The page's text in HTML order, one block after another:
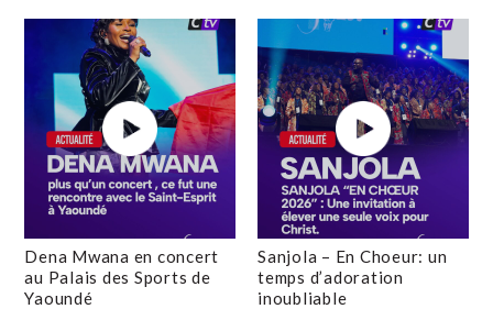
Dena Mwana en concert
au Palais des Sports de
Yaoundé
Sanjola – En Choeur: un
temps d’adoration
inoubliable